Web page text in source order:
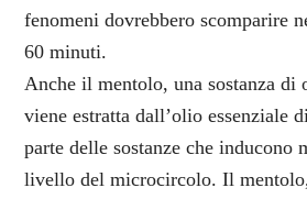
fenomeni dovrebbero scomparire
60 minuti.
Anche il mentolo, una sostanza di
viene estratta dall’olio essenziale
parte delle sostanze che inducono
livello del microcircolo. Il